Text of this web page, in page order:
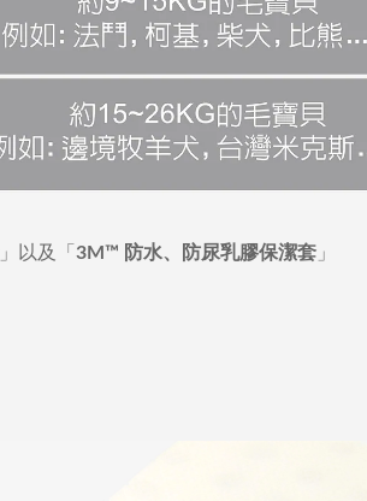
」以及「 3M™ 防水、防尿乳膠保潔套 」